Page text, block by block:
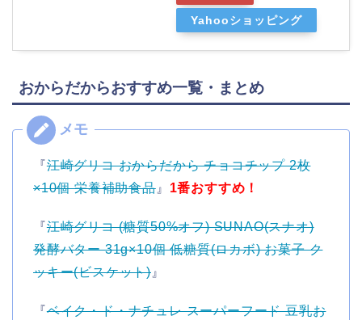
Yahooショッピング
おからだからおすすめ一覧・まとめ
『江崎グリコ おからだから チョコチップ 2枚
×10個 栄養補助食品』 1番おすすめ！
『江崎グリコ (糖質50%オフ) SUNAO(スナオ)
発酵バター 31g×10個 低糖質(ロカボ) お菓子 ク
ッキー(ビスケット) 』
『ベイク・ド・ナチュレ スーパーフード 豆乳お